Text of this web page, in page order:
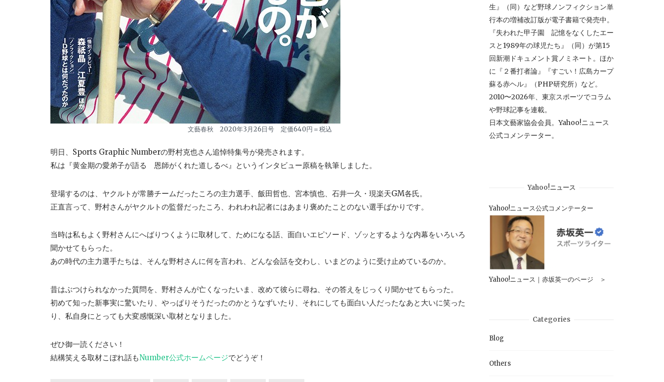
文藝春秋 2020年3月26日号 定価640円＝税込
明日、Sports Graphic Numberの野村克也さん追悼特集号が発売されます。
私は『黄金期の愛弟子が語る 恩師がくれた道しるべ』というインタビュー原稿を執筆しました。
登場するのは、ヤクルトが常勝チームだったころの主力選手、飯田哲也、宮本慎也、石井一久・現楽天GM各氏。
正直言って、野村さんがヤクルトの監督だったころ、われわれ記者にはあまり褒めたことのない選手ばかりです。
当時は私もよく野村さんにへばりつくように取材して、ためになる話、面白いエピソード、ゾッとするような内幕をいろいろ
聞かせてもらった。
あの時代の主力選手たちは、そんな野村さんに何を言われ、どんな会話を交わし、いまどのように受け止めているのか。
昔はぶつけられなかった質問を、野村さんが亡くなったいま、改めて彼らに尋ね、その答えをじっくり聞かせてもらった。
初めて知った新事実に驚いたり、やっぱりそうだったのかとうなずいたり、それにしても面白い人だったなあと大いに笑った
り、私自身にとっても大変感慨深い取材となりました。
ぜひ御一読ください！
結構笑える取材こぼれ話もNumber公式ホームページでどうぞ！
生』（同）など野球ノンフィクション単
行本の増補改訂版が電子書籍で発売中。
『失われた甲子園 記憶をなくしたエー
スと1989年の球児たち』（同）が第15
回新潮ドキュメント賞ノミネート。ほか
に『２番打者論』『すごい！広島カープ
蘇る赤ヘル』（PHP研究所）など。
2010〜2026年、東京スポーツでコラム
や野球記事を連載。
日本文藝家協会会員。Yahoo!ニュース
公式コメンテーター。
Yahoo!ニュース
Yahoo!ニュース公式コメンテーター
Yahoo!ニュース｜赤坂英一のページ ＞
Categories
Blog
Others